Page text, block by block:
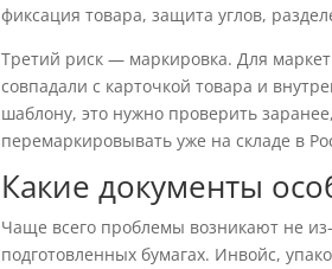
фиксация товара, защита углов,
Третий риск — маркировка. Для
совпадали с карточкой товара и
шаблону, это нужно проверить
перемаркировывать уже на складе в
Какие документы
Чаще всего проблемы возникают не
подготовленных бумагах. Инвойс,